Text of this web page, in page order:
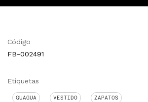
Código
FB-002491
Etiquetas
GUAGUA VESTIDO ZAPATOS